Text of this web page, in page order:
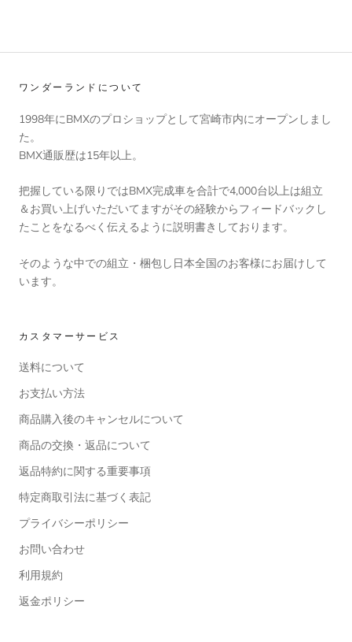
ワンダーランドについて
1998年にBMXのプロショップとして宮崎市内にオープンしまし
た。
BMX通販歴は15年以上。
把握している限りではBMX完成車を合計で4,000台以上は組立
＆お買い上げいただいてますがその経験からフィードバックし
たことをなるべく伝えるように説明書きしております。
そのような中での組立・梱包し日本全国のお客様にお届けして
います。
カスタマーサービス
送料について
お支払い方法
商品購入後のキャンセルについて
商品の交換・返品について
返品特約に関する重要事項
特定商取引法に基づく表記
プライバシーポリシー
お問い合わせ
利用規約
返金ポリシー